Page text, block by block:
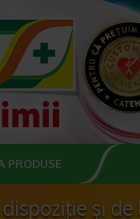
PRODUSE